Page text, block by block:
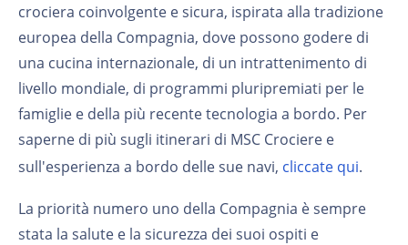
crociera coinvolgente e sicura, ispirata alla tradizione
europea della Compagnia, dove possono godere di
una cucina internazionale, di un intrattenimento di
livello mondiale, di programmi pluripremiati per le
famiglie e della più recente tecnologia a bordo. Per
saperne di più sugli itinerari di MSC Crociere e
sull'esperienza a bordo delle sue navi, cliccate qui.
La priorità numero uno della Compagnia è sempre
stata la salute e la sicurezza dei suoi ospiti e